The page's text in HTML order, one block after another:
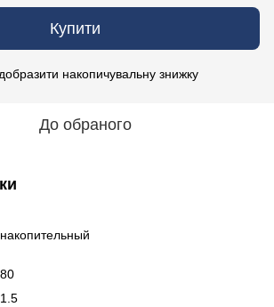
Купити
накопичувальну знижку
До обраного
накопительный
80
1.5